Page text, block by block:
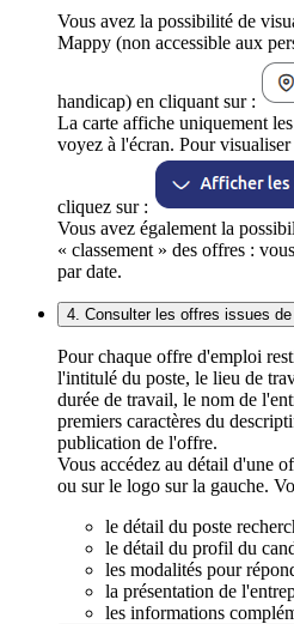
Vous avez la possibilité de
Mappy (non accessible aux
handicap) en cliquant sur :
La carte affiche uniquement
voyez à l'écran. Pour
cliquez sur :
Vous avez également la
« classement » des offres :
par date.
4. Consulter les offres issues
Pour chaque offre d'emploi
l'intitulé du poste, le lieu de
durée de travail, le nom de
premiers caractères du
publication de l'offre.
Vous accédez au détail d'une
ou sur le logo sur la gauche.
le détail du poste
le détail du profil du
les modalités pour
la présentation de
les informations